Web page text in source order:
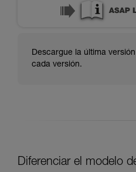
Descargue la última
cada versión.
Diferenciar el modelo